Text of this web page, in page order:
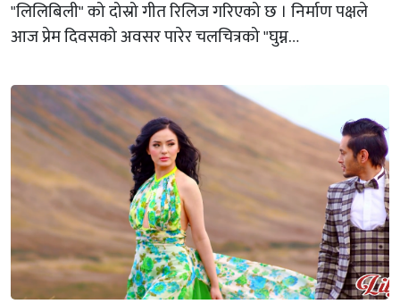
"लिलिबिली" को दोस्रो गीत रिलिज गरिएको छ । निर्माण पक्षले
आज प्रेम दिवसको अवसर पारेर चलचित्रको "घुम्न…